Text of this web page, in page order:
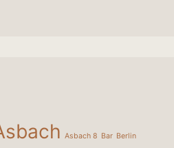
Asbach 8 Bar Berlin